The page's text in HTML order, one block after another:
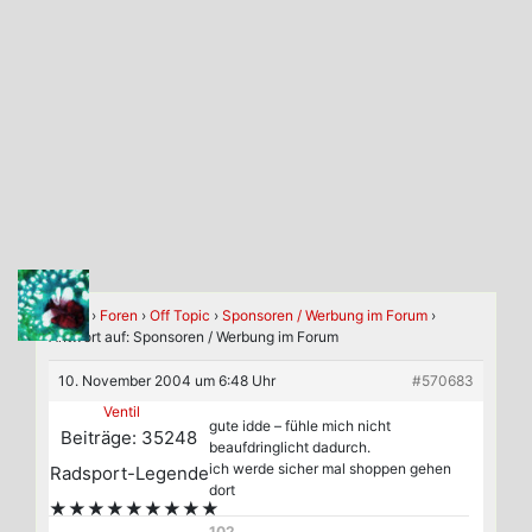
Home › Foren › Off Topic › Sponsoren / Werbung im Forum ›
Antwort auf: Sponsoren / Werbung im Forum
10. November 2004 um 6:48 Uhr
#570683
Ventil
Beiträge: 35248
Radsport-Legende
★★★★★★★★★
gute idde – fühle mich nicht
beaufdringlicht dadurch.
ich werde sicher mal shoppen gehen
dort